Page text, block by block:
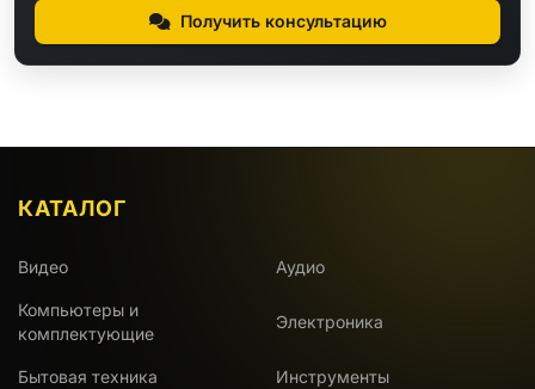
Получить консультацию
КАТАЛОГ
Видео Аудио
Компьютеры и
комплектующие
Электроника
Бытовая техника Инструменты